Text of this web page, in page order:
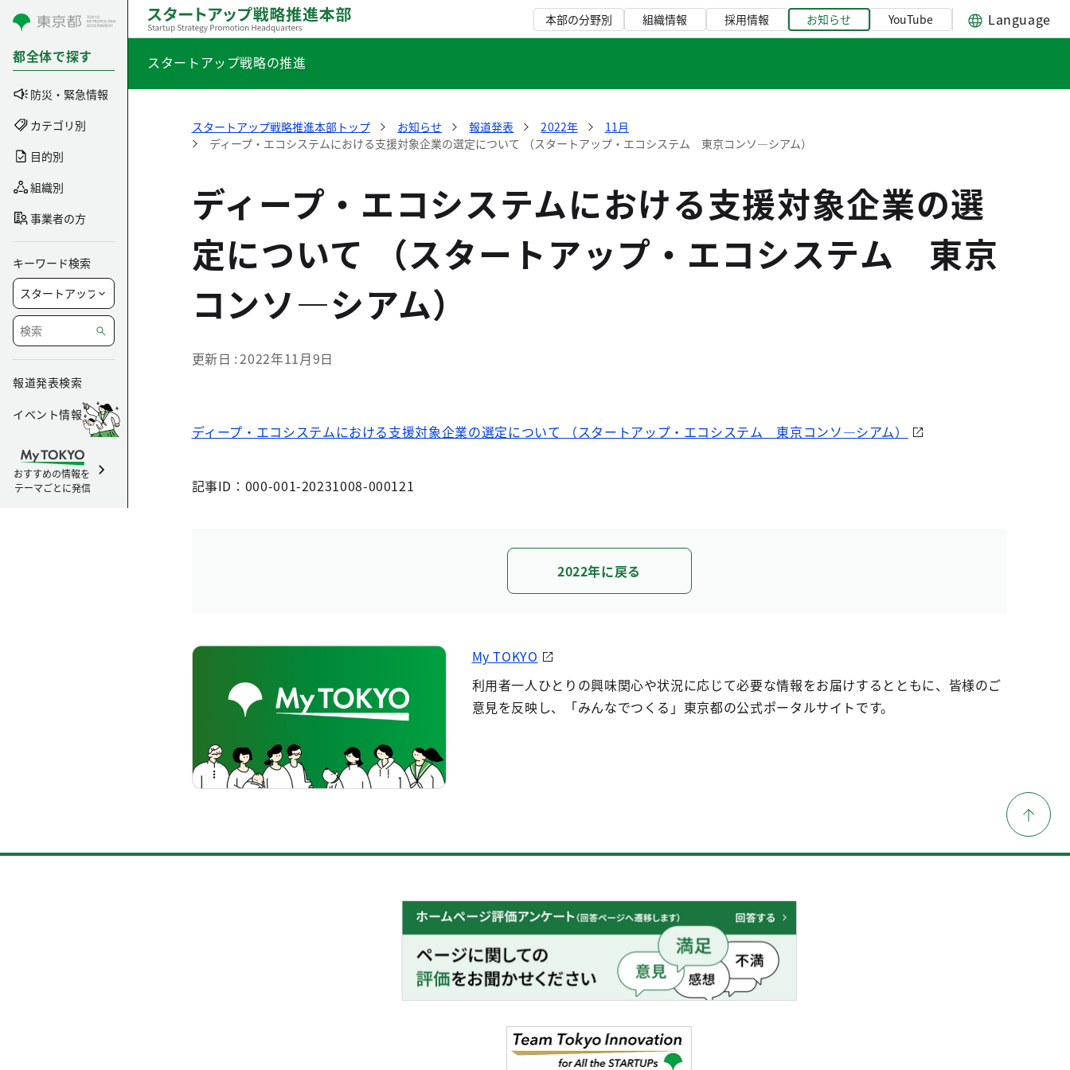
コンテンツにスキップ
都全体で探す
防災・緊急情報
カテゴリ別
目的別
組織別
事業者の方
キーワード検索
報道発表検索
イベント情報
おすすめの情報を
テーマごとに発信
本部の分野別 組織情報 採用情報 お知らせ YouTube Language
スタートアップ戦略の推進
スタートアップ戦略推進本部トップ お知らせ 報道発表 2022年
11月
ディープ・エコシステムにおける支援対象企業の選定について （スタートアップ・エコシステム 東京コンソ―シアム）
ディープ・エコシステムにおける支援対象企業の選
定について （スタートアップ・エコシステム 東京
コンソ―シアム）
更新日 2022年11月9日
ディープ・エコシステムにおける支援対象企業の選定について （スタートアップ・エコシステム 東京コンソ―シアム）
記事ID：000-001-20231008-000121
2022年に戻る
My TOKYO
利用者一人ひとりの興味関心や状況に応じて必要な情報をお届けするとともに、皆様のご
意見を反映し、「みんなでつくる」東京都の公式ポータルサイトです。